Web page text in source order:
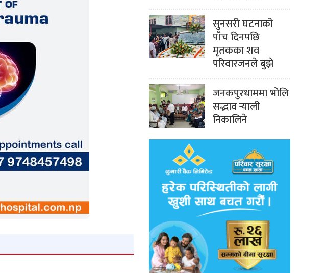
सुनसरी घटनाको
पाँच दिनपछि
मृतकका शव
परिवारजनले बुझे
जनकपुरधाममा भोलि
सद्भाव र्‍याली
निकालिने